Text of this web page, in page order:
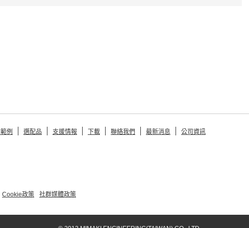
例 選配品 支援情報 下載 聯絡我們 最新消息 公司資訊
Cookie政策 社群媒體政策